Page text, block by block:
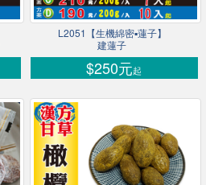
L2051【生機綿密▪蓮子】
建蓮子
$250元起